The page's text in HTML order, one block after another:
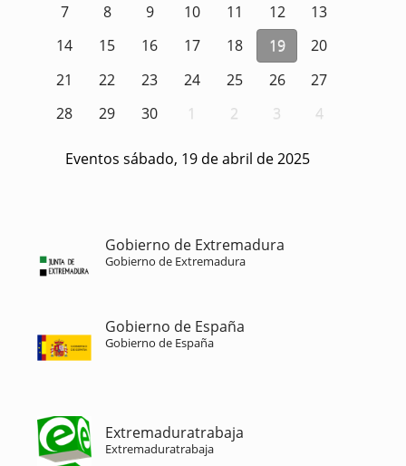
7
8 9 10 11 12
13
14
15 16 17 18 19
20
21
22 23 24 25 26
27
28
29 30 1 2 3 4
Eventos sábado, 19 de abril de 2025
Gobierno de Extremadura
Gobierno de Extremadura
Gobierno de España
Gobierno de España
Extremaduratrabaja
Extremaduratrabaja